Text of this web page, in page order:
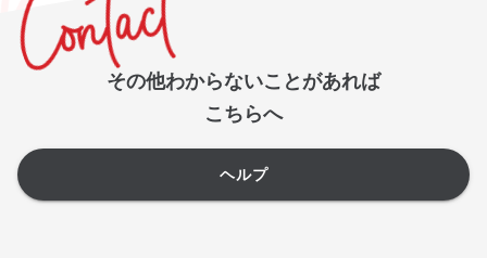
その他わからないことがあれば
こちらへ
ヘルプ